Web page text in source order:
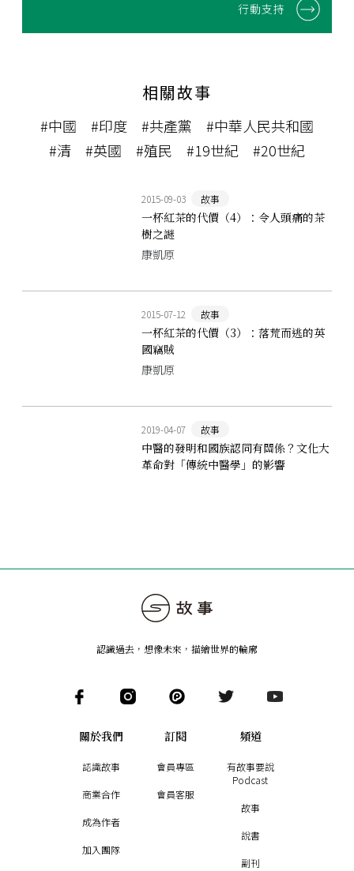
行動支持
相關故事
#中國 #印度 #共產黨
#中華人民共和國
#清
#英國 #殖民 #19世紀 #20世紀
2015-09-03 故事
一杯紅茶的代價（4）：令人頭痛的茶
樹之謎
康凱原
2015-07-12 故事
一杯紅茶的代價（3）：落荒而逃的英
國竊賊
康凱原
2019-04-07 故事
中醫的發明和國族認同有關係？文化大
革命對「傳統中醫學」的影響
認識過去，想像未來 ， 描繪世界的輪廓
關於我們
認識故事
商業合作
成為作者
加入團隊
訂閱
會員專區
會員客服
頻道
有故事要說
Podcast
故事
說書
副刊